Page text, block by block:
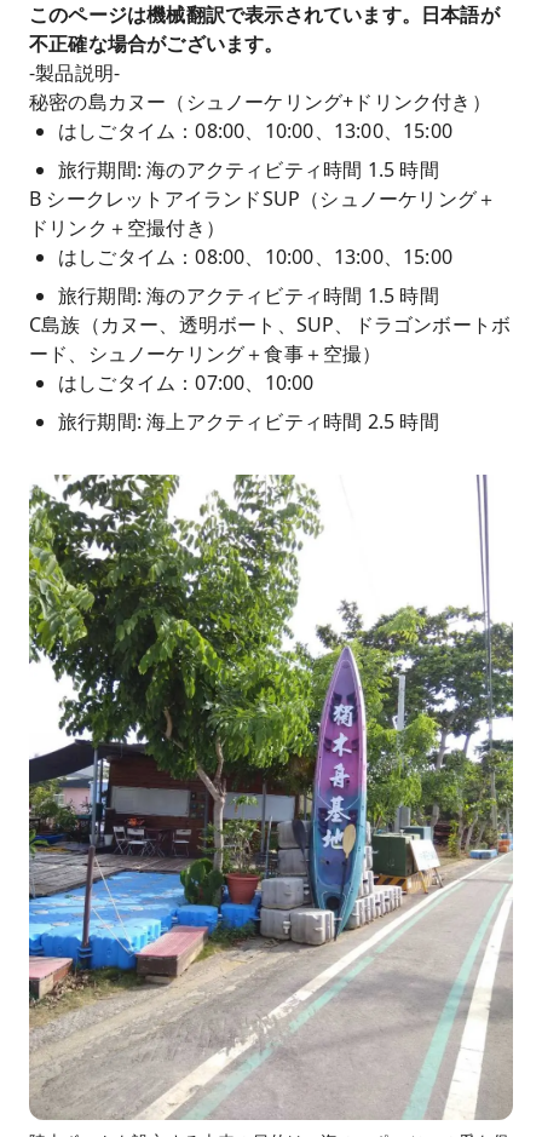
このページは機械翻訳で表示されています。日本語が
不正確な場合がございます。
-製品説明-
秘密の島カヌー（シュノーケリング+ドリンク付き）
はしごタイム：08:00、10:00、13:00、15:00
旅行期間: 海のアクティビティ時間 1.5 時間
B シークレットアイランドSUP（シュノーケリング＋
ドリンク＋空撮付き）
はしごタイム：08:00、10:00、13:00、15:00
旅行期間: 海のアクティビティ時間 1.5 時間
C島族（カヌー、透明ボート、SUP、ドラゴンボートボ
ード、シュノーケリング＋食事＋空撮）
はしごタイム：07:00、10:00
旅行期間: 海上アクティビティ時間 2.5 時間